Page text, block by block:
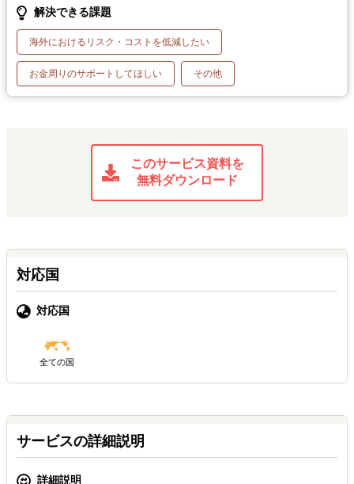
解決できる課題
海外におけるリスク・コストを低減したい
お金周りのサポートしてほしい その他
このサービス資料を
無料ダウンロード
対応国
対応国
全ての国
サービスの詳細説明
詳細説明